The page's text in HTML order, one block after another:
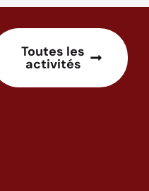
Toutes les
activités